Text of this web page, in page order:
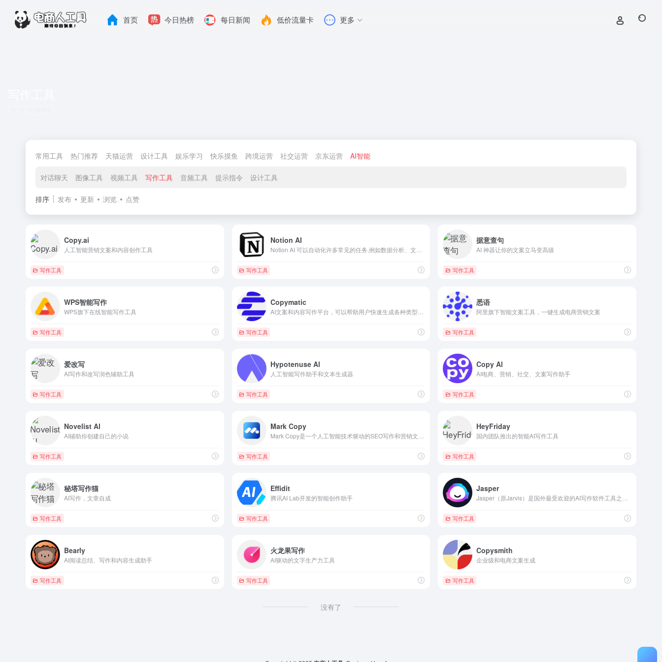
首页 今日热榜 每日新闻 低价流量卡 更多
常用工具 热门推荐 天猫运营 设计工具 娱乐学习 快乐摸鱼 跨境运营 社交运营 京东运营 AI智能
对话聊天 图像工具 视频工具 写作工具 音频工具 提示指令 设计工具
排序 发布 更新 浏览 点赞
Copy.ai
人工智能营销文案和内容创作工具
写作工具
Notion AI
写作工具
据意查句
AI 神器让你的文案立马变高级
写作工具
WPS智能写作
WPS旗下在线智能写作工具
写作工具
Copymatic
写作工具
悉语
阿里旗下智能文案工具，一键生成电商营销文案
写作工具
爱改写
AI写作和改写润色辅助工具
写作工具
Hypotenuse Al
人工智能写作助手和文本生成器
写作工具
Copy Al
AI电商、营销、社交、文案写作助手
写作工具
Novelist Al
AI辅助你创建自己的小说
写作工具
Mark Copy
写作工具
HeyFriday
国内团队推出的智能AI写作工具
写作工具
秘塔写作猫
AI写作，文章自成
写作工具
Effidit
腾讯AI Lab开发的智能创作助手
写作工具
Jasper
写作工具
Bearly
AI阅读总结、写作和内容生成助手
写作工具
火龙果写作
AI驱动的文字生产力工具
写作工具
Copysmith
企业级和电商文案生成
写作工具
没有了